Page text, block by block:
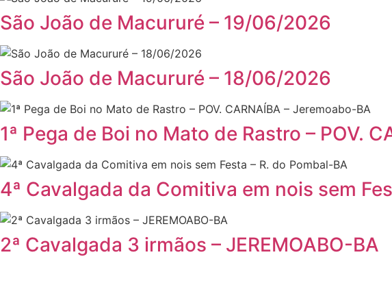
São João de Macururé – 19/06/2026
São João de Macururé – 18/06/2026
1ª Pega de Boi no Mato de Rastro – POV.
4ª Cavalgada da Comitiva em nois sem
2ª Cavalgada 3 irmãos – JEREMOABO-BA